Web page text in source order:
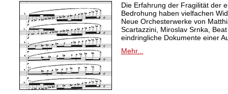
Die Erfahrung der Fragilität der
Bedrohung haben vielfachen
Neue Orchesterwerke von
Scartazzini, Miroslav Srnka,
eindringliche Dokumente einer
Mehr...